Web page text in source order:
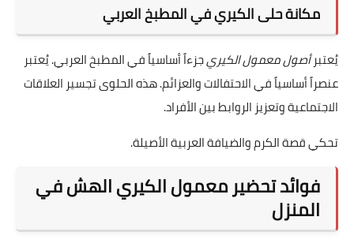
مكانة حلى الكيري في المطبخ العربي
يُعتبرأصول معمول الكيريجزءاً أساسياً في المطبخ العربي. يُعتبر
عنصراً أساسياً في الاحتفالات والعزائم. هذه الحلوى تجسير العلاقات
الاجتماعية وتعزيز الروابط بين الأفراد.
تحكي قصة الكرم والضيافة العربية الأصيلة.
فوائد تحضير معمول الكيري الهش في
المنزل